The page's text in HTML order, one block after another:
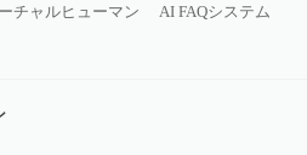
チャルヒューマン
AI FAQシステム